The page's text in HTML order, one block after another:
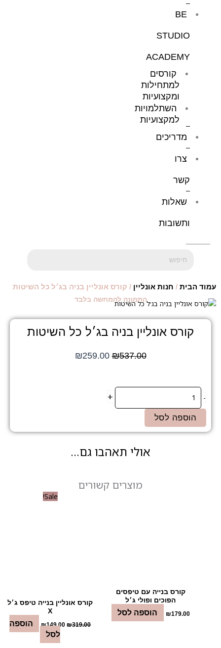
BE
STUDIO
ACADEMY
קורסים
למתחילות
ומקצועיות
השתלמויות
למקצועיות
מדריכים
צרו
קשר
שאלות
ותשובות
עמוד הבית / חנות אונליין / קורס אונליין בניה בג׳ל כל השיטות
התמונה להמחשה בלבד
קורס אונליין בניה בג׳ל כל השיטות
₪537.00
המחיר ₪259.00
-
כמות
של
קורס
בניה
+
הוספה לסל
אולי תאהבו גם...
מוצרים קשורים
קורס בנייה עם טיפסים
הפוכים ופולי ג׳ל
₪179.00 הוספה לסל
Sale!
‏קורס אונליין בנייה טיפס ג׳ל
X
₪319.00
המחיר
המקורי
₪149.00
הוספה
לסל